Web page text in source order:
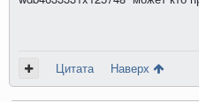
Цитата Наверх